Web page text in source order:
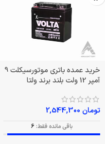
خرید عمده باتری موتورسیکلت 9
آمپر 12 ولت بلند برند ولتا
تومان
باقی مانده فقط: 6